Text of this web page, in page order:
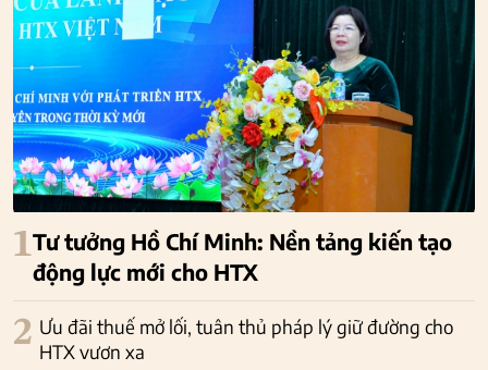
1Tư tưởng Hồ Chí Minh: Nền tảng kiến tạo
động lực mới cho HTX
2 Ưu đãi thuế mở lối, tuân thủ pháp lý giữ đường cho
HTX vươn xa